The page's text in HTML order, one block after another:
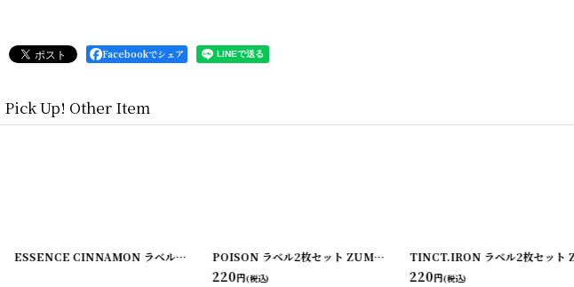
Facebookでシェア
Pick Up! Other Item
220107-4] ESSENCE CINNAMON ラベル2枚セット C.M. VAN FLEET [220114-20]
POISON ラベル2枚セット ZUMSTEG BROS [220114-32]
220円(税込) 220円(税込)